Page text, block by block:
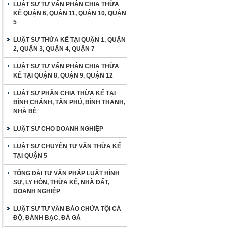
LUẬT SƯ TƯ VẤN PHÂN CHIA THỪA
KẾ QUẬN 6, QUẬN 11, QUẬN 10, QUẬN
5
LUẬT SƯ THỪA KẾ TẠI QUẬN 1, QUẬN
2, QUẬN 3, QUẬN 4, QUẬN 7
LUẬT SƯ TƯ VẤN PHÂN CHIA THỪA
KẾ TẠI QUẬN 8, QUẬN 9, QUẬN 12
LUẬT SƯ PHÂN CHIA THỪA KẾ TẠI
BÌNH CHÁNH, TÂN PHÚ, BÌNH THẠNH,
NHÀ BÈ
LUẬT SƯ CHO DOANH NGHIỆP
LUẬT SƯ CHUYÊN TƯ VẤN THỪA KẾ
TẠI QUẬN 5
TỔNG ĐÀI TƯ VẤN PHÁP LUẬT HÌNH
SỰ, LY HÔN, THỪA KẾ, NHÀ ĐẤT,
DOANH NGHIỆP
LUẬT SƯ TƯ VẤN BÀO CHỮA TỘI CÁ
ĐỘ, ĐÁNH BẠC, ĐÁ GÀ